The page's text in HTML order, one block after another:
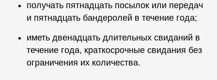
получать пятнадцать посылок или передач
и пятнадцать бандеролей в течение года;
иметь двенадцать длительных свиданий в
течение года, краткосрочные свидания без
ограничения их количества.